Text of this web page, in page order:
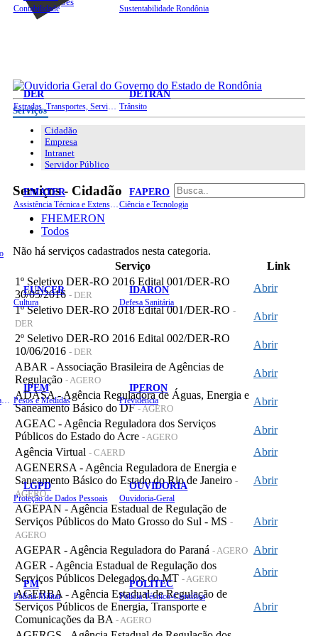
Contabilidade Sustentabilidade Rondônia
DER
Estradas, Transportes, Serviços Públicos
DETRAN
Trânsito
EMATER
Assistência Técnica e Extensão Rural
FAPERO
Ciência e Tecnologia
FUNCER
Cultura
IDARON
Defesa Sanitária
IPEM
Pesos e Medidas
IPERON
Previdência
LGPD
Proteção de Dados Pessoais
OUVIDORIA
Ouvidoria-Geral
PM
Polícia Militar
POLITEC
Polícia Técnico-Científica
Serviços
Cidadão
Empresa
Intranet
Servidor Público
Serviços - Cidadão
FHEMERON
Todos
Não há serviços cadastrados nesta categoria.
Serviço
Link
1º Seletivo DER-RO 2016 Edital 001/DER-RO
30/05/2016 - DER
Abrir
1º Seletivo DER-RO 2018 Edital 001/DER-RO -
DER
Abrir
2º Seletivo DER-RO 2016 Edital 002/DER-RO
10/06/2016 - DER
Abrir
ABAR - Associação Brasileira de Agências de
Regulação - AGERO
Abrir
ADASA - Agência Reguladora de Águas, Energia e
Saneamento Básico do DF- AGERO
Abrir
AGEAC - Agência Reguladora dos Serviços
Públicos do Estado do Acre - AGERO
Abrir
Agência Virtual - CAERD
Abrir
AGENERSA - Agência Reguladora de Energia e
Saneamento Básico do Estado do Rio de Janeiro -
AGERO
Abrir
AGEPAN - Agência Estadual de Regulação de
Serviços Públicos do Mato Grosso do Sul - MS -
AGERO
Abrir
AGEPAR - Agência Reguladora do Paraná - AGERO Abrir
AGER - Agência Estadual de Regulação dos
Serviços Públicos Delegados do MT - AGERO
Abrir
AGERBA - Agência Estadual de Regulação de
Serviços Públicos de Energia, Transporte e
Comunicações da BA - AGERO
Abrir